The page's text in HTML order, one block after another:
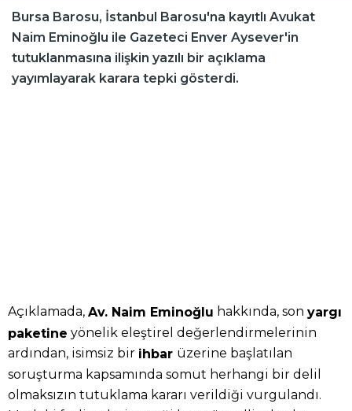
Bursa Barosu, İstanbul Barosu'na kayıtlı Avukat
Naim Eminoğlu ile Gazeteci Enver Aysever'in
tutuklanmasına ilişkin yazılı bir açıklama
yayımlayarak karara tepki gösterdi.
Açıklamada, Av. Naim Eminoğlu hakkında, son yargı
paketine yönelik eleştirel değerlendirmelerinin
ardından, isimsiz bir ihbar üzerine başlatılan
soruşturma kapsamında somut herhangi bir delil
olmaksızın tutuklama kararı verildiği vurgulandı.